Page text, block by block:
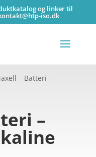
og linker til
iso.dk
– Batteri –
–